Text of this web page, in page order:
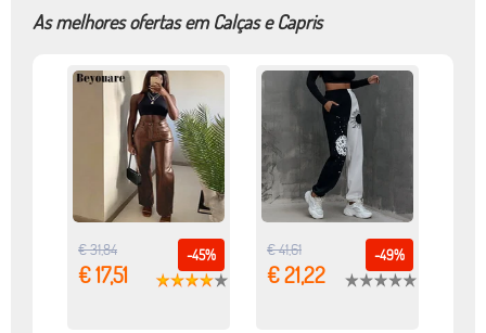
As melhores ofertas em Calças e Capris
-45%
€ 31,84
€ 17,51
-49%
€ 41,61
€ 21,22